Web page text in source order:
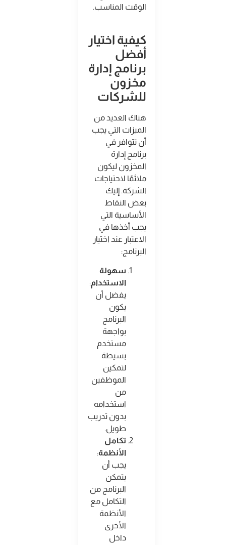
الوقت المناسب.
كيفية اختيار
أفضل
برنامج إدارة
مخزون
للشركات
هناك العديد من
الميزات التي يجب
أن تتوافر في
برنامج إدارة
المخزون ليكون
ملائمًا لاحتياجات
الشركة. إليك
بعض النقاط
الأساسية التي
يجب أخذها في
الاعتبار عند اختيار
البرنامج:
سهولة
الاستخدام:
يفضل أن
يكون
البرنامج
بواجهة
مستخدم
بسيطة
لتمكين
الموظفين
من
استخدامه
بدون تدريب
طويل.
تكامل
الأنظمة:
يجب أن
يتمكن
البرنامج من
التكامل مع
الأنظمة
الأخرى
داخل